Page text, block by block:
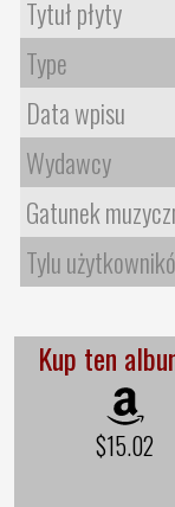
Tytuł płyty
Type
Data wpisu
Wydawcy
Gatunek
Tylu
Kup ten
$15.02